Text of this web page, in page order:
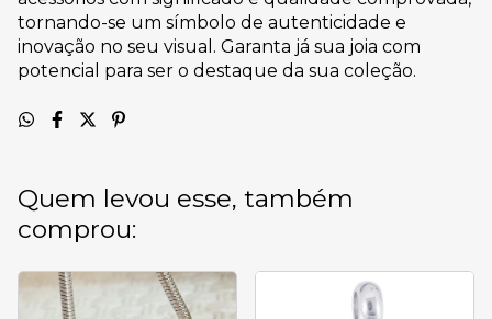
tornando-se um símbolo de autenticidade e
inovação no seu visual. Garanta já sua joia com
potencial para ser o destaque da sua coleção.
Quem levou esse, também
comprou: